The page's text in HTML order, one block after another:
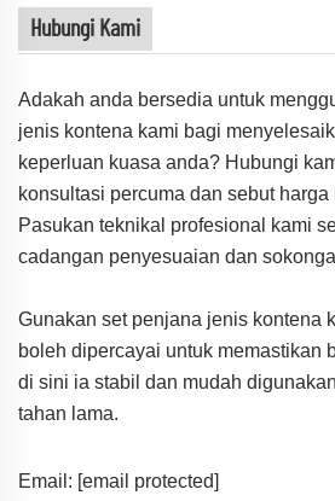
Hubungi Kami
Adakah anda bersedia untuk
jenis kontena kami bagi
keperluan kuasa anda? Hubungi
konsultasi percuma dan sebut
Pasukan teknikal profesional kami
cadangan penyesuaian dan
Gunakan set penjana jenis kontena
boleh dipercayai untuk
di sini ia stabil dan mudah
tahan lama.
Email: [email protected]